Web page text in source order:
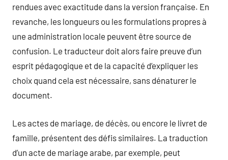
rendues avec exactitude dans la version française. En
revanche, les longueurs ou les formulations propres à
une administration locale peuvent être source de
confusion. Le traducteur doit alors faire preuve d’un
esprit pédagogique et de la capacité d’expliquer les
choix quand cela est nécessaire, sans dénaturer le
document.
Les actes de mariage, de décès, ou encore le livret de
famille, présentent des défis similaires. La traduction
d’un acte de mariage arabe, par exemple, peut